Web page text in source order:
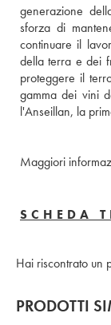
generazione
sforza di
continuare il
della terra e dei
proteggere il
gamma dei vini
l'Anseillan, la
Maggiori
SCHEDA
Hai riscontrato un
PRODOTTI